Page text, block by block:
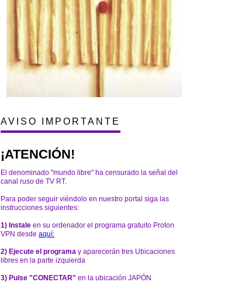
AVISO IMPORTANTE
¡ATENCIÓN!
El denominado "mundo libre" ha censurado la señal del
canal ruso de TV RT.
Para poder seguir viéndolo en nuestro portal siga las
instrucciones siguientes:
1) Instale en su ordenador el programa gratuito Proton
VPN desde aquí:
2) Ejecute el programa y aparecerán tres Ubicaciones
libres en la parte izquierda
3) Pulse "CONECTAR" en la ubicación JAPÓN